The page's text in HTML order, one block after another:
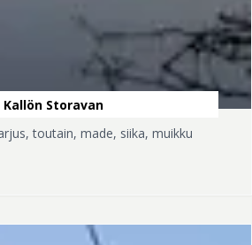
Kallön Storavan
toutain, made, siika, muikku